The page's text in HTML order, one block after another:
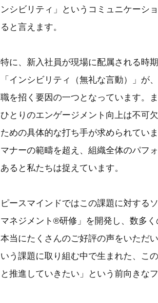
ンシビリティ」というコミュニケーシ
ると言えます。
特に、新入社員が現場に配属される時
「インシビリティ（無礼な言動）」が
職を招く要因の一つとなっています。
ひとりのエンゲージメント向上は不可
ための具体的な打ち手が求められてい
マナーの範疇を超え、組織全体のパフ
あると私たちは捉えています。
ピースマインドではこの課題に対する
マネジメント®研修」を開発し、数多
本当にたくさんのご好評の声をいただ
いう課題に取り組む中で生まれた、こ
と推進していきたい」という前向きな